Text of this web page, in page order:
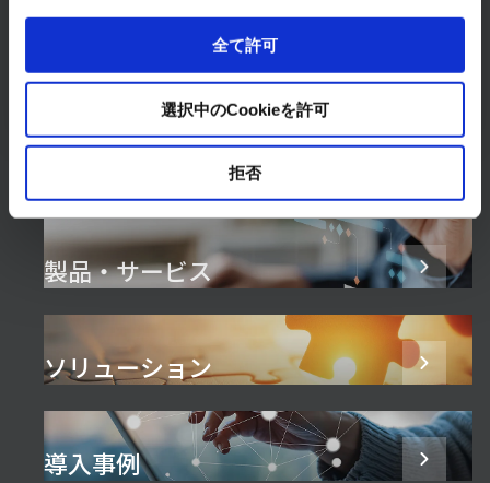
全て許可
選択中のCookieを許可
拒否
まずは、お気軽にご相談ください。
お問い合わせはこちら
製品・サービス
ソリューション
導入事例